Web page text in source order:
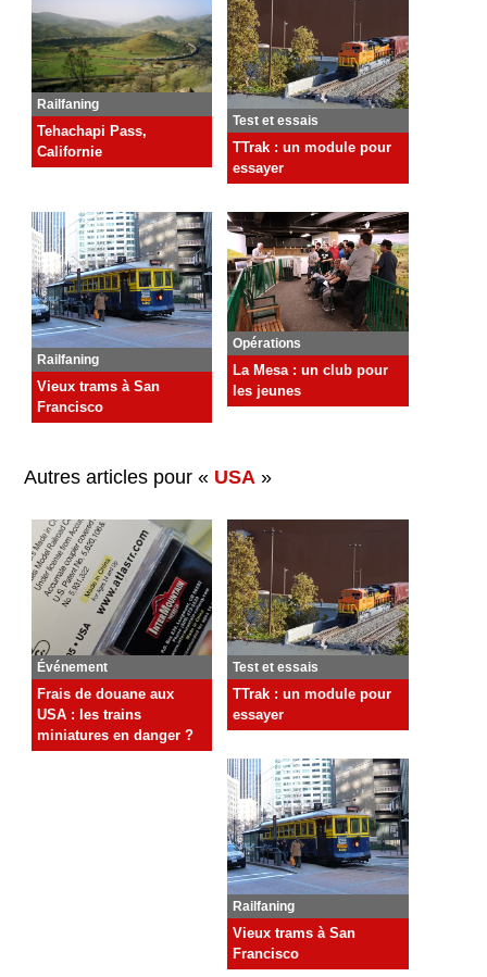
Railfaning
Tehachapi Pass,
Californie
Test et essais
TTrak : un module pour
essayer
Railfaning
Vieux trams à San
Francisco
Opérations
La Mesa : un club pour
les jeunes
Autres articles pour « USA »
Événement
Frais de douane aux
USA : les trains
miniatures en danger ?
Test et essais
TTrak : un module pour
essayer
Railfaning
Vieux trams à San
Francisco